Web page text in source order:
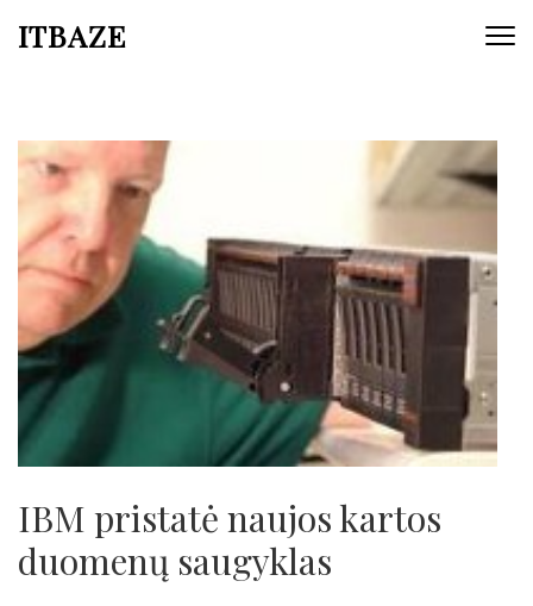
ITBAZE
IBM pristatė naujos kartos
duomenų saugyklas